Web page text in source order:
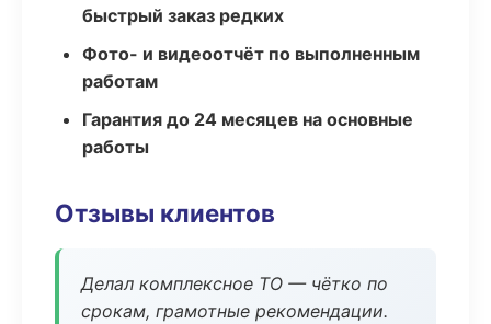
быстрый заказ редких
Фото- и видеоотчёт по выполненным
работам
Гарантия до 24 месяцев на основные
работы
Отзывы клиентов
Делал комплексное ТО — чётко по
срокам, грамотные рекомендации.